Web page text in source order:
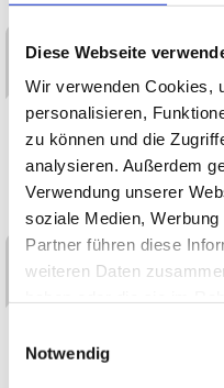
Diese Webseite
Wir verwenden Cookies,
personalisieren,
zu können und die
analysieren. Außerdem
Verwendung unserer
soziale Medien,
Partner führen diese
weiteren Daten
Notwendig
Ergänzen Sie Ihren
einen Termin zu
bitte mindestens
unser Team.
Unsere Angebote
Rückenmassage (30
Rücken-